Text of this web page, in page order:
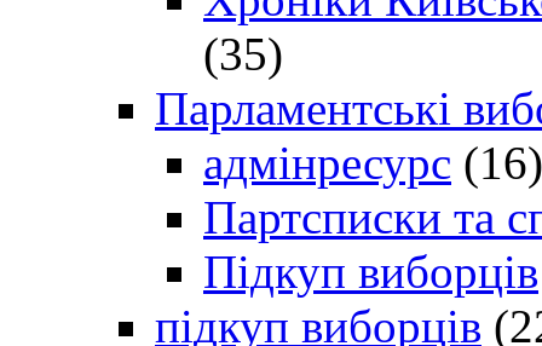
(35)
Парламентські
адмінресурс (16)
Партсписки та
Підкуп виборців
підкуп виборців